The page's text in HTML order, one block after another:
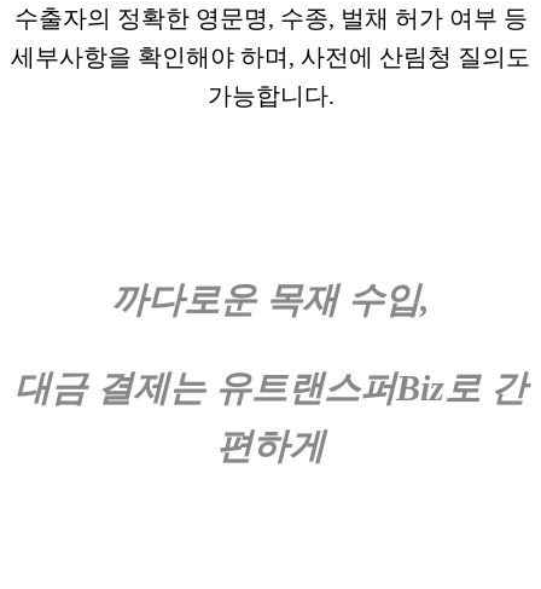
수출자의 정확한 영문명, 수종, 벌채 허가 여부 등
세부사항을 확인해야 하며, 사전에 산림청 질의도
가능합니다.
까다로운 목재 수입,
대금 결제는 유트랜스퍼Biz로 간
편하게